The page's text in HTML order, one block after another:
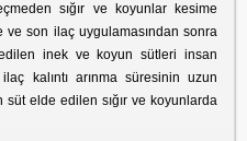
sığır ve koyunlar kesime
son ilaç uygulamasından sonra
inek ve koyun sütleri insan
kalıntı arınma süresinin uzun
elde edilen sığır ve koyunlarda